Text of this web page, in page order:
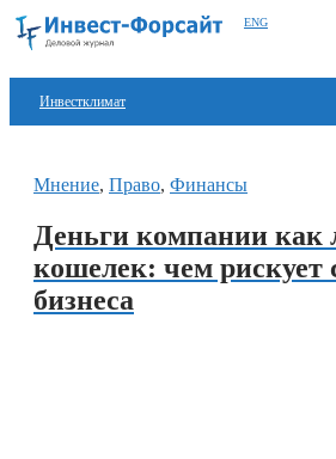
ENG
Инвестклимат
Инвестиции
Блокчейн
Стартапы
Мнение, Право, Финансы
Деньги компании
кошелек: чем рискует
бизнеса